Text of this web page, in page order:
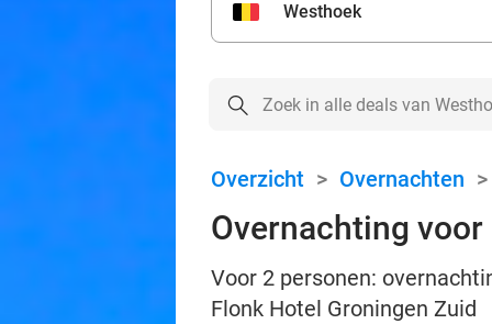
Westhoek
Overzicht > Overnachten >
Overnachting
Voor 2 personen:
Flonk Hotel Groningen Zuid